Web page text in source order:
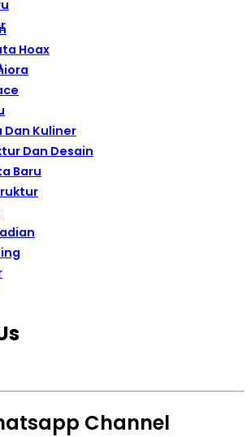
Hoax
Dan Kuliner
Dan Desain
Baru
Channel